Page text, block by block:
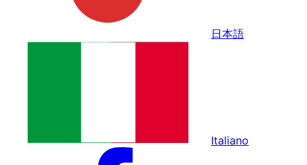
日本語
Italiano